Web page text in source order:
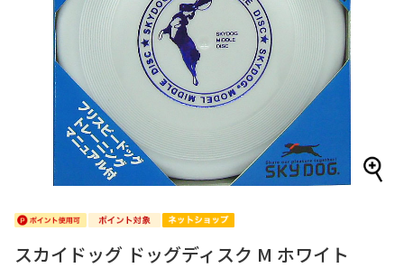
スカイドッグ ドッグディスク M ホワイト